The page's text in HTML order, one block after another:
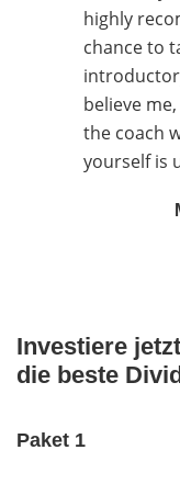
highly
chance to
believe
the coach
yourself is
Investiere
die beste
Paket 1